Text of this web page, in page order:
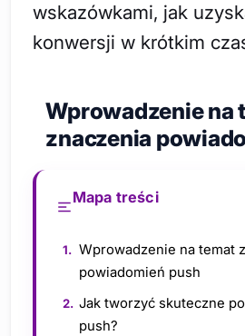
wskazówkami, jak
konwersji w krótkim
Wprowadzenie na
znaczenia
Mapa treści
Wprowadzenie na temat
powiadomień push
Jak tworzyć skuteczne
push?